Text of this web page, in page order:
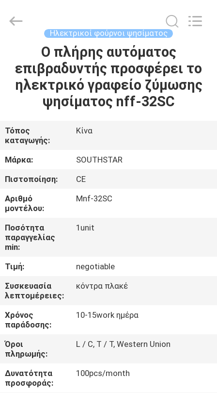
ΠΡΟΪΌΝΤΑ
ΒΊΝΤΕΟ
ΠΕΡΊΠΟΥ
ΕΜΕΊΣ
ΓΎΡΟΣ
ΕΡΓΟΣΤΑΣΊΩΝ
ΠΟΙΟΤΙΚΌΣ
ΜΑΣ
ΕΛΆΤΕ
ΣΕ
ΕΠΑΦΉ
ΜΕ
ΕΙΔΉΣΕΙΣ
equipments
limited.
Ηλεκτρικοί φούρνοι ψησίματος
Ο πλήρης αυτόματος
επιβραδυντής προσφέρει το
ηλεκτρικό γραφείο ζύμωσης
ψησίματος nff-32SC
Τόπος
καταγωγής:
Κίνα
Μάρκα:
SOUTHSTAR
Πιστοποίηση:
CE
Αριθμό
μοντέλου:
Mnf-32SC
Ποσότητα
παραγγελίας
min:
1unit
Τιμή:
negotiable
Συσκευασία
λεπτομέρειες:
κόντρα πλακέ
Χρόνος
παράδοσης:
10-15work ημέρα
Όροι
πληρωμής:
L / C, T / T, Western Union
Δυνατότητα
προσφοράς:
100pcs/month